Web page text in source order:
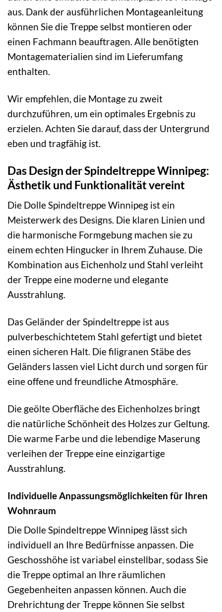
aus. Dank der ausführlichen Montageanleitung
können Sie die Treppe selbst montieren oder
einen Fachmann beauftragen. Alle benötigten
Montagematerialien sind im Lieferumfang
enthalten.
Wir empfehlen, die Montage zu zweit
durchzuführen, um ein optimales Ergebnis zu
erzielen. Achten Sie darauf, dass der Untergrund
eben und tragfähig ist.
Das Design der Spindeltreppe Winnipeg:
Ästhetik und Funktionalität vereint
Die Dolle Spindeltreppe Winnipeg ist ein
Meisterwerk des Designs. Die klaren Linien und
die harmonische Formgebung machen sie zu
einem echten Hingucker in Ihrem Zuhause. Die
Kombination aus Eichenholz und Stahl verleiht
der Treppe eine moderne und elegante
Ausstrahlung.
Das Geländer der Spindeltreppe ist aus
pulverbeschichtetem Stahl gefertigt und bietet
einen sicheren Halt. Die filigranen Stäbe des
Geländers lassen viel Licht durch und sorgen für
eine offene und freundliche Atmosphäre.
Die geölte Oberfläche des Eichenholzes bringt
die natürliche Schönheit des Holzes zur Geltung.
Die warme Farbe und die lebendige Maserung
verleihen der Treppe eine einzigartige
Ausstrahlung.
Individuelle Anpassungsmöglichkeiten für Ihren
Wohnraum
Die Dolle Spindeltreppe Winnipeg lässt sich
individuell an Ihre Bedürfnisse anpassen. Die
Geschosshöhe ist variabel einstellbar, sodass Sie
die Treppe optimal an Ihre räumlichen
Gegebenheiten anpassen können. Auch die
Drehrichtung der Treppe können Sie selbst